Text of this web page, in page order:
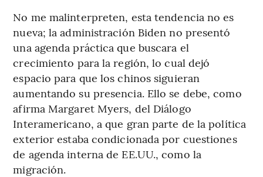
No me malinterpreten, esta tendencia no es
nueva; la administración Biden no presentó
una agenda práctica que buscara el
crecimiento para la región, lo cual dejó
espacio para que los chinos siguieran
aumentando su presencia. Ello se debe, como
afirma Margaret Myers, del Diálogo
Interamericano, a que gran parte de la política
exterior estaba condicionada por cuestiones
de agenda interna de EE.UU., como la
migración.